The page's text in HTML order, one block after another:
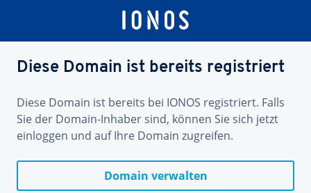
Diese Domain ist bereits registriert
Diese Domain ist bereits bei IONOS registriert. Falls
Sie der Domain-Inhaber sind, können Sie sich jetzt
einloggen und auf Ihre Domain zugreifen.
Domain verwalten